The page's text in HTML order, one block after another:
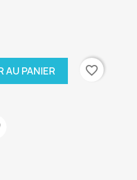
AU PANIER favorite_border